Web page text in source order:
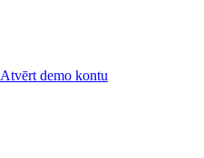
Atvērt demo kontu